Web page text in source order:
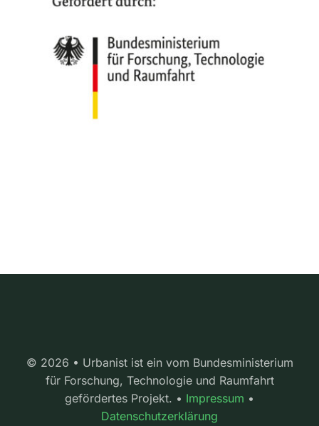
© 2026 • Urbanist ist ein vom Bundesministerium
für Forschung, Technologie und Raumfahrt
gefördertes Projekt. • Impressum •
Datenschutzerklärung